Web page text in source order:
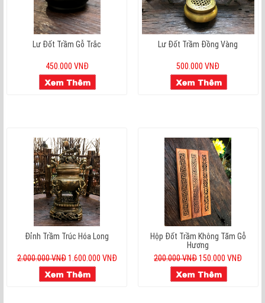
Lư Đốt Trầm Gỗ Trắc
450.000 VNĐ
Lư Đốt Trầm Đồng Vàng
500.000 VNĐ
Đỉnh Trầm Trúc Hóa Long
2.000.000 VNĐ 1.600.000 VNĐ
Hộp Đốt Trầm Không Tăm Gỗ
Hương
200.000 VNĐ150.000 VNĐ